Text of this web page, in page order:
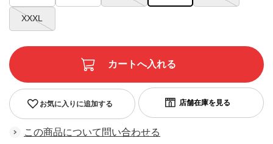
XXXL
お気に入りに追加する
この商品について問い合わせる